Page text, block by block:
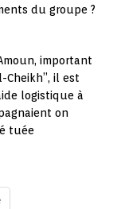
du groupe ?
important
Cheikh”, il est
logistique à
on
tuée